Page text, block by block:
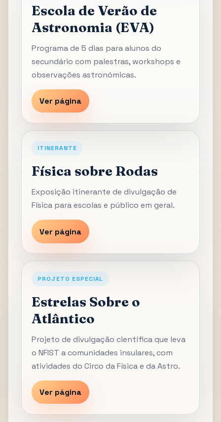
Escola de Verão de
Astronomia (EVA)
Programa de 5 dias para alunos do
secundário com palestras, workshops e
observações astronómicas.
Ver página
ITINERANTE
Física sobre Rodas
Exposição itinerante de divulgação de
Física para escolas e público em geral.
Ver página
PROJETO ESPECIAL
Estrelas Sobre o
Atlântico
Projeto de divulgação científica que leva
o NFIST a comunidades insulares, com
atividades do Circo da Física e da Astro.
Ver página